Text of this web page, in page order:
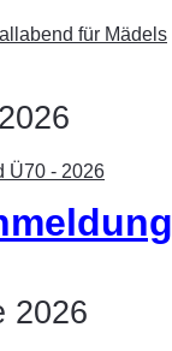
2026